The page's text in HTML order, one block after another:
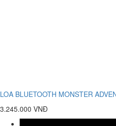
LOA BLUETOOTH MONSTER
3.245.000 VNĐ